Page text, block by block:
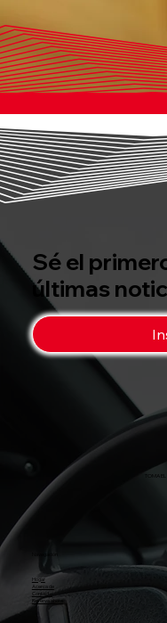
Sé el
últimas
TOMA
Hogar
Acerca de
Contacto
Reserva ahora